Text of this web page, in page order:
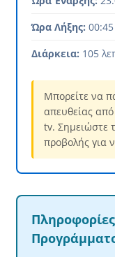
Ώρα Λήξης: 00:45
Διάρκεια: 105
Μπορείτε να
απευθείας
tv. Σημειώστε
προβολής για